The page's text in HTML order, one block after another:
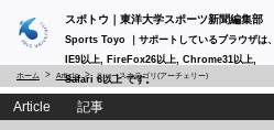
スポトウ｜東洋大学スポーツ新聞編集部
Sports Toyo ｜サポートしているブラウザは、
IE9以上, FireFox26以上, Chrome31以上,
Safari 6以上 です。
ホーム Article ニュースカテゴリ(アーチェリー)
Article 記事